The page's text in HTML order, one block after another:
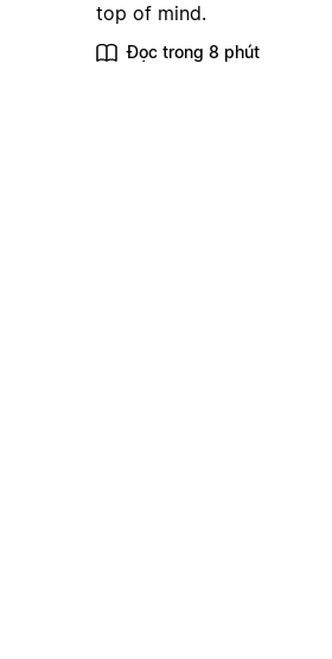
top of mind.
Đọc trong 8 phút